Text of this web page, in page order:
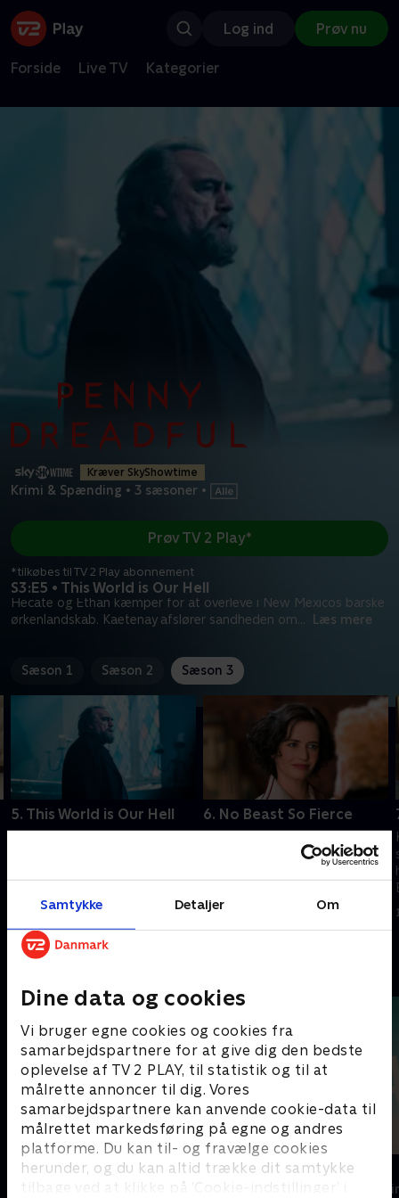
Samtykke Detaljer Om
Dine data og cookies
Vi bruger egne cookies og cookies fra
samarbejdspartnere for at give dig den bedste
oplevelse af TV 2 PLAY, til statistik og til at
målrette annoncer til dig. Vores
samarbejdspartnere kan anvende cookie-data til
målrettet markedsføring på egne og andres
platforme. Du kan til- og fravælge cookies
herunder, og du kan altid trække dit samtykke
tilbage ved at klikke på ’Cookie-indstillinger’ i
Log ind Prøv nu
Forside Live TV Kategorier
Kræver SkyShowtime
Krimi & Spænding • 3 sæsoner •
S3:E5 • This World is Our Hell
Hecate og Ethan kæmper for at overleve i New Mexicos barske
ørkenlandskab. Kaetenay afslører sandheden om... Læs mere
Prøv TV 2 Play*
*tilkøbes til TV 2 Play abonnement
Sæson 1 Sæson 2 Sæson 3
5. This World is Our Hell
om sin forbindelse til Ethan
1. juli 2021 • 51 min
6. No Beast So Fierce
ven Ferdinand Lyle for at få
hjælp. Lyle præsenterer hende
Hartdegen.
1. juli 2021 • 47 min
Top Dog The Au Pair
Krimi &